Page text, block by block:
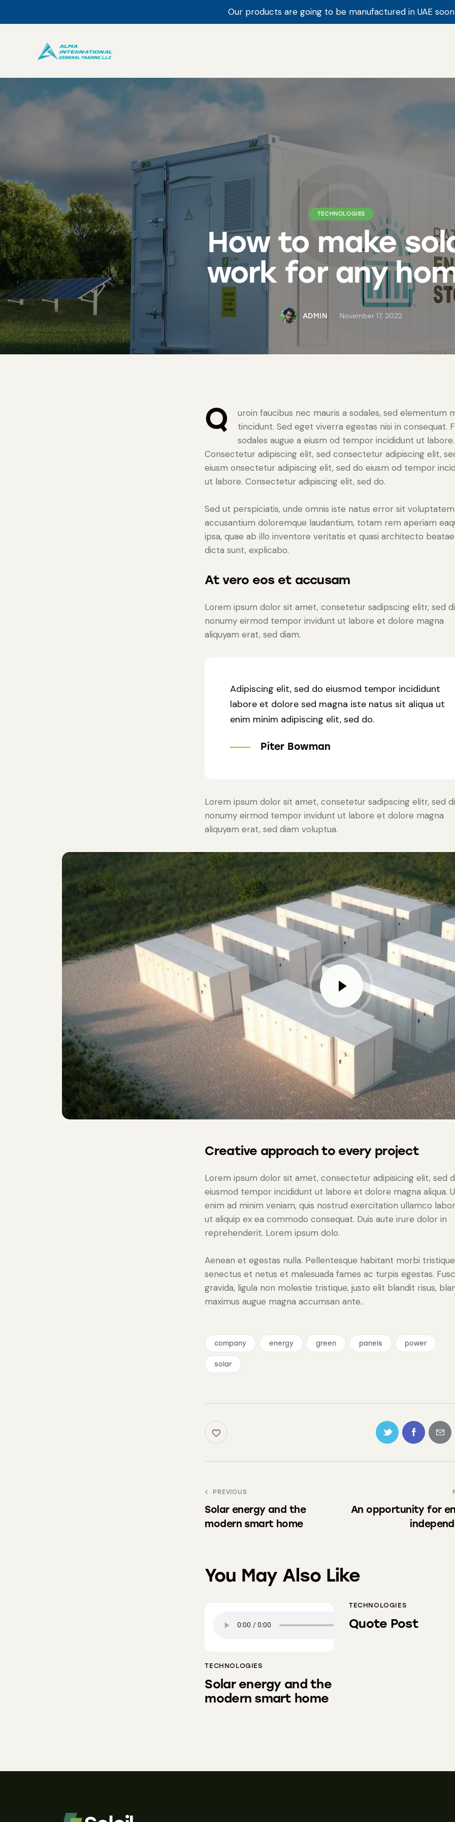
Our products are going to be manufactured in UAE soon
TECHNOLOGIES
How to make
work for any
ADMIN November 17, 2022
Q
uroin faucibus nec mauris a sodales, sed elementum
tincidunt. Sed eget viverra egestas nisi in consequat.
sodales augue a eiusm od tempor incididunt ut labore.
Consectetur adipiscing elit, sed consectetur adipiscing elit,
eiusm onsectetur adipiscing elit, sed do eiusm od tempor
ut labore. Consectetur adipiscing elit, sed do.
Sed ut perspiciatis, unde omnis iste natus error sit voluptatem
accusantium doloremque laudantium, totam rem aperiam
ipsa, quae ab illo inventore veritatis et quasi architecto
dicta sunt, explicabo.
At vero eos et accusam
Lorem ipsum dolor sit amet, consetetur sadipscing elitr, sed
nonumy eirmod tempor invidunt ut labore et dolore magna
aliquyam erat, sed diam.
Adipiscing elit, sed do eiusmod tempor incididunt
labore et dolore sed magna iste natus sit aliqua ut
enim minim adipiscing elit, sed do.
Piter Bowman
Lorem ipsum dolor sit amet, consetetur sadipscing elitr, sed
nonumy eirmod tempor invidunt ut labore et dolore magna
aliquyam erat, sed diam voluptua.
Creative approach to every project
Lorem ipsum dolor sit amet, consectetur adipisicing elit, sed
eiusmod tempor incididunt ut labore et dolore magna aliqua.
enim ad minim veniam, quis nostrud exercitation ullamco
ut aliquip ex ea commodo consequat. Duis aute irure dolor in
reprehenderit. Lorem ipsum dolo.
Aenean et egestas nulla. Pellentesque habitant morbi tristique
senectus et netus et malesuada fames ac turpis egestas.
gravida, ligula non molestie tristique, justo elit blandit risus,
maximus augue magna accumsan ante..
company energy green panels power
solar
PREVIOUS
Solar energy and the
modern smart home
An opportunity for
You May Also Like
TECHNOLOGIES
Solar energy and the
modern smart home
TECHNOLOGIES
Quote Post